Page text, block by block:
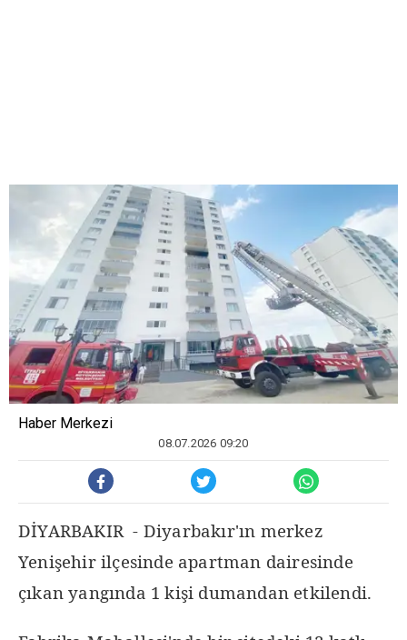
Haber Merkezi
08.07.2026 09:20
DİYARBAKIR - Diyarbakır'ın merkez
Yenişehir ilçesinde apartman dairesinde
çıkan yangında 1 kişi dumandan etkilendi.